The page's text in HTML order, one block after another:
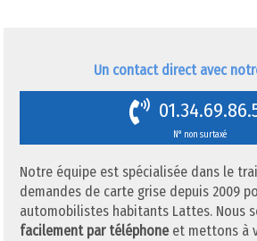
Un contact direct avec
N° non surtaxé
Notre équipe est spécialisée dans le
demandes de carte grise depuis 2009
automobilistes habitants Lattes. Nous
facilement par téléphone et mettons à